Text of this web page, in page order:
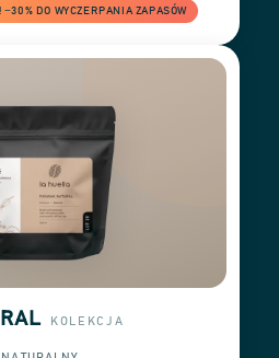
−30% DO WYCZERPANIA ZAPASÓW
KOLEKCJA